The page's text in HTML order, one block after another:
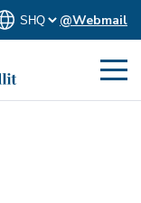
@Webmail